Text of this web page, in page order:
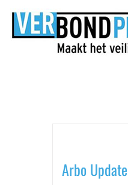
Arbo